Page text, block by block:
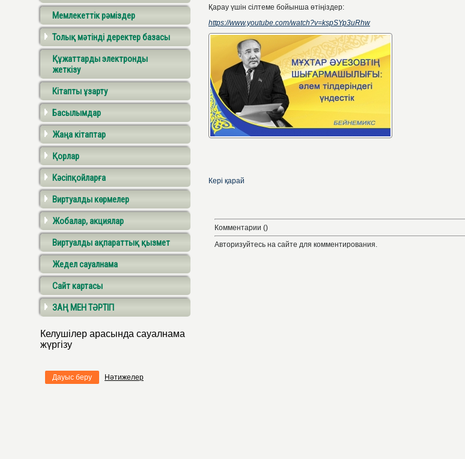
Мемлекеттік рәміздер
Толық мәтінді деректер базасы
Құжаттарды электронды
жеткізу
Кітапты ұзарту
Басылымдар
Жаңа кітаптар
Қорлар
Кәсіпқойларға
Виртуалды көрмелер
Жобалар, акциялар
Виртуалды ақпараттық қызмет
Жедел сауалнама
Сайт картасы
ЗАҢ МЕН ТӘРТІП
Келушілер арасында сауалнама
жүргізу
Дауыс беру Нәтижелер
Қарау үшін сілтеме бойынша өтіңіздер:
https://www.youtube.com/watch?v=kspSYp3uRhw
Кері қарай
Комментарии ()
Авторизуйтесь на сайте для комментирования.